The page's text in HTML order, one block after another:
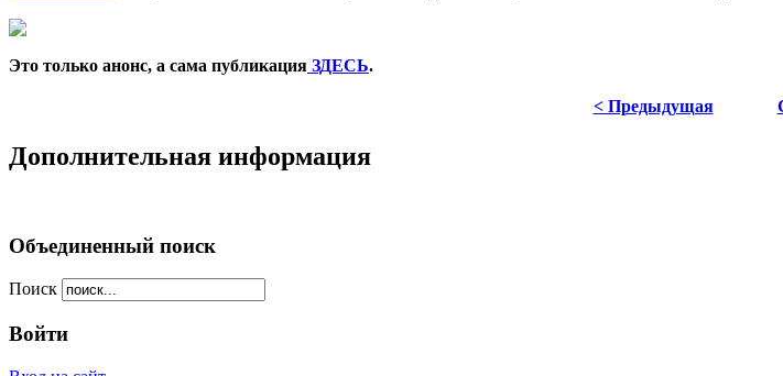
Это только анонс, а сама публикация ЗДЕСЬ.
< Предыдущая
Дополнительная информация
Объединенный поиск
Поиск
Войти